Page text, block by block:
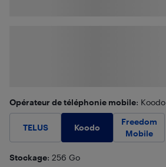
Opérateur de téléphonie mobile: Koodo
TELUS Koodo
Freedom
Mobile
Stockage: 256 Go